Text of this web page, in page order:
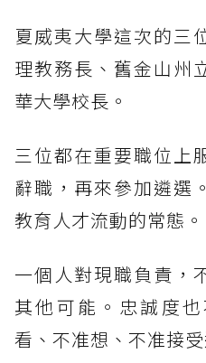
夏威夷大學這次的三
理教務長、舊金山州
華大學校長。
三位都在重要職位上
辭職，再來參加遴選
教育人才流動的常態。
一個人對現職負責，
其他可能。忠誠度
看、不准想、不准接受